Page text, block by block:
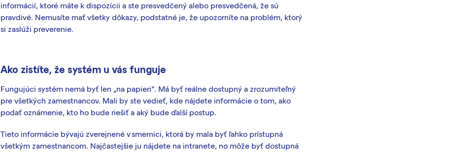
informácií, ktoré máte k dispozícii a ste presvedčený alebo presvedčená, že sú
pravdivé. Nemusíte mať všetky dôkazy, podstatné je, že upozorníte na problém, ktorý
si zaslúži preverenie.
Ako zistíte, že systém u vás funguje
Fungujúci systém nemá byť len „na papieri“. Má byť reálne dostupný a zrozumiteľný
pre všetkých zamestnancov. Mali by ste vedieť, kde nájdete informácie o tom, ako
podať oznámenie, kto ho bude riešiť a aký bude ďalší postup.
Tieto informácie bývajú zverejnené v smernici, ktorá by mala byť ľahko prístupná
všetkým zamestnancom. Najčastejšie ju nájdete na intranete, no môže byť dostupná